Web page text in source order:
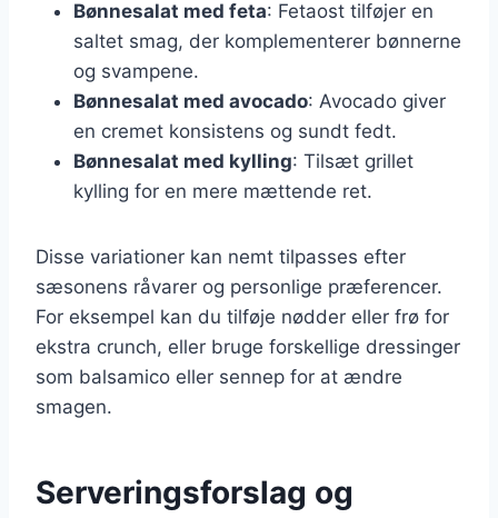
Bønnesalat med feta: Fetaost tilføjer en
saltet smag, der komplementerer bønnerne
og svampene.
Bønnesalat med avocado: Avocado giver
en cremet konsistens og sundt fedt.
Bønnesalat med kylling: Tilsæt grillet
kylling for en mere mættende ret.
Disse variationer kan nemt tilpasses efter
sæsonens råvarer og personlige præferencer.
For eksempel kan du tilføje nødder eller frø for
ekstra crunch, eller bruge forskellige dressinger
som balsamico eller sennep for at ændre
smagen.
Serveringsforslag og